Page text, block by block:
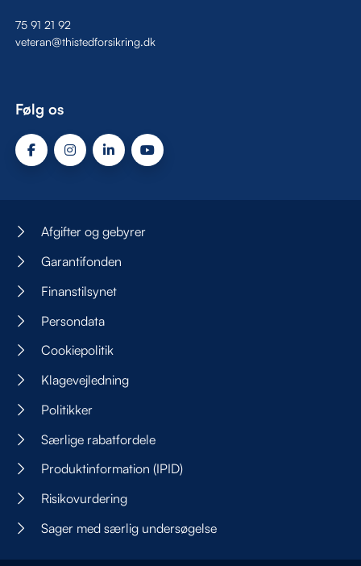
75 91 21 92
veteran@thistedforsikring.dk
Følg os
Afgifter og gebyrer
Garantifonden
Finanstilsynet
Persondata
Cookiepolitik
Klagevejledning
Politikker
Særlige rabatfordele
Produktinformation (IPID)
Risikovurdering
Sager med særlig undersøgelse